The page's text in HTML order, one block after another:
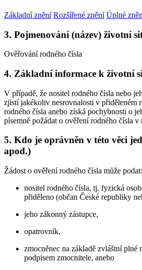
Základní znění Rozšířené znění Úplné
3. Pojmenování (název) životní
Ověřování rodného čísla
4. Základní informace k životní
V případě, že nositel rodného čísla nebo
zjistí jakékoliv nesrovnalosti v přiděleném
rodného čísla anebo získá pochybnosti o
písemně požádat o ověření rodného čísla
5. Kdo je oprávněn v této věci
apod.)
Žádost o ověření rodného čísla může podat:
nositel rodného čísla, tj. fyzická
přiděleno (občan České republiky
jeho zákonný zástupce,
opatrovník,
zmocněnec na základě zvláštní plné
podpisem zmocnitele, anebo